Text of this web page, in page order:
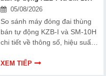
05/08/2026
So sánh máy đóng đai thùng
bán tự động KZB-I và SM-10H
chi tiết về thông số, hiệu suất
chọn dòng máy phù hợp nhất
XEM TIẾP